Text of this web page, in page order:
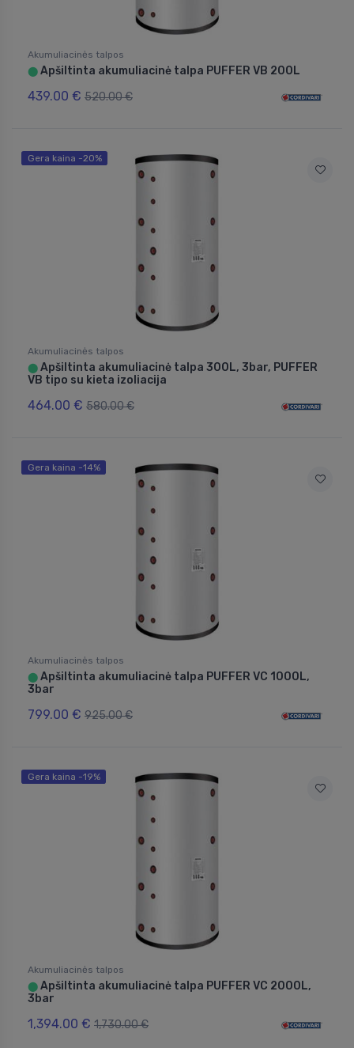
Akumuliacinės talpos
⬤ Apšiltinta akumuliacinė talpa PUFFER VB 200L
439.00 € 520.00 €
Gera kaina -20%
Akumuliacinės talpos
⬤ Apšiltinta akumuliacinė talpa 300L, 3bar, PUFFER
VB tipo su kieta izoliacija
464.00 € 580.00 €
Gera kaina -14%
Akumuliacinės talpos
⬤ Apšiltinta akumuliacinė talpa PUFFER VC 1000L,
3bar
799.00 € 925.00 €
Gera kaina -19%
Akumuliacinės talpos
⬤ Apšiltinta akumuliacinė talpa PUFFER VC 2000L,
3bar
1,394.00 € 1,730.00 €